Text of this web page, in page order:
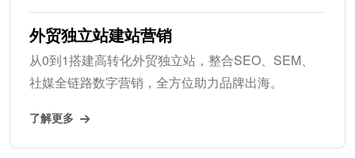
外贸独立站建站营销
从0到1搭建高转化外贸独立站，整合SEO、SEM、
社媒全链路数字营销，全方位助力品牌出海。
了解更多